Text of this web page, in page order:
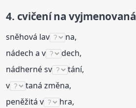
4. cvičení navyjmenovaná
sněhová lav
na,
nádech a v
dech,
nádherné sv
tání,
v
taná změna,
peněžitá v
hra,